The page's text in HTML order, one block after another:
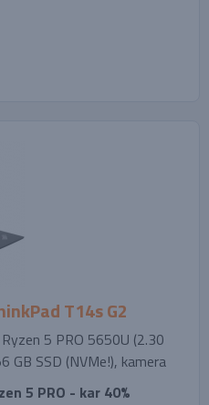
T14s G2
5 PRO 5650U (2.30
GB SSD (NVMe!), kamera
5 PRO - kar 40%